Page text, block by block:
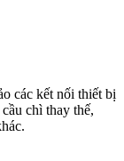
các kết nối thiết bị
chì thay thế,